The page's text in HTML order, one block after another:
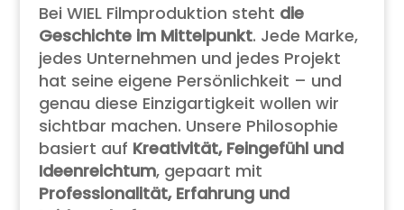
Bei WIEL Filmproduktion steht die
Geschichte im Mittelpunkt. Jede Marke,
jedes Unternehmen und jedes Projekt
hat seine eigene Persönlichkeit – und
genau diese Einzigartigkeit wollen wir
sichtbar machen. Unsere Philosophie
basiert auf Kreativität, Feingefühl und
Ideenreichtum, gepaart mit
Professionalität, Erfahrung und